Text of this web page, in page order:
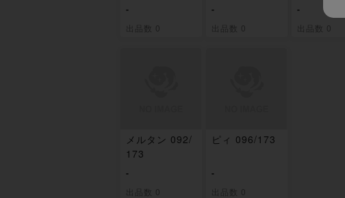
-
出品数 0
-
出品数 0
-
出品数 0
メルタン 092/
173
-
出品数 0
ピィ 096/173
-
出品数 0